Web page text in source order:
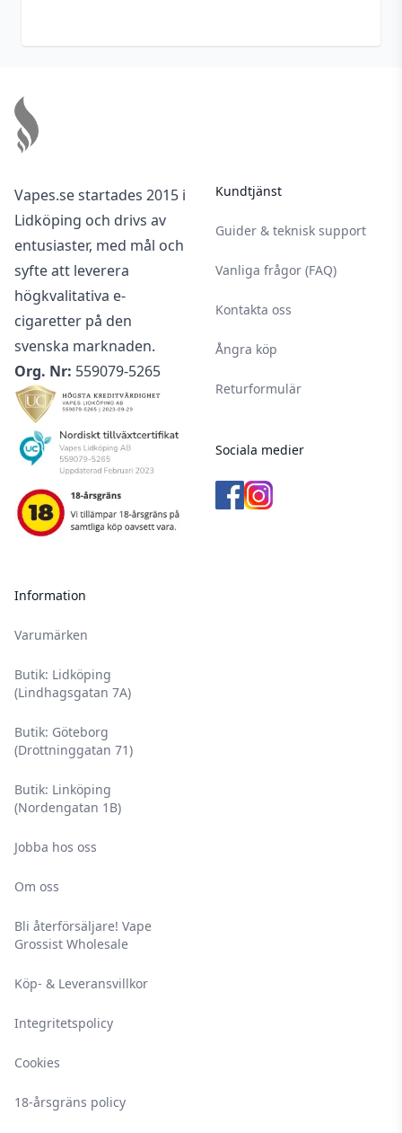
Vapes.se startades 2015 i
Lidköping och drivs av
entusiaster, med mål och
syfte att leverera
högkvalitativa e-
cigaretter på den
svenska marknaden.
Org. Nr: 559079-5265
Information
Varumärken
Butik: Lidköping
(Lindhagsgatan 7A)
Butik: Göteborg
(Drottninggatan 71)
Butik: Linköping
(Nordengatan 1B)
Jobba hos oss
Om oss
Bli återförsäljare! Vape
Grossist Wholesale
Köp- & Leveransvillkor
Integritetspolicy
Cookies
18-årsgräns policy
Kundtjänst
Guider & teknisk support
Vanliga frågor (FAQ)
Kontakta oss
Ångra köp
Returformulär
Sociala medier